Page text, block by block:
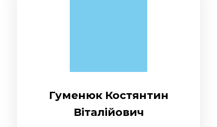
Гуменюк Костянтин
Віталійович